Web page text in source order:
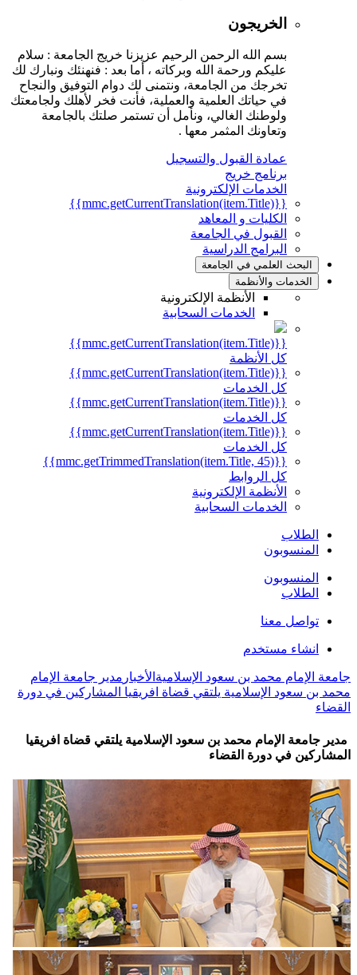
الخريجون
بسم الله الرحمن الرحيم عزيزنا خريج الجامعة : سلام
عليكم ورحمة الله وبركاته ، أما بعد : فنهنئك ونبارك لك
تخرجك من الجامعة، ونتمنى لك دوام التوفيق والنجاح
في حياتك العلمية والعملية، فأنت فخر لأهلك ولجامعتك
ولوطنك الغالي، ونأمل أن تستمر صلتك بالجامعة
وتعاونك المثمر معها .
عمادة القبول والتسجيل
برنامج خريج
الخدمات الإلكترونية
{{mmc.getCurrentTranslation(item.Title)}}
الكليات و المعاهد
القبول في الجامعة
البرامج الدراسية
البحث العلمي في الجامعة
الخدمات والأنظمة
الأنظمة الإلكترونية
الخدمات السحابية
{{mmc.getCurrentTranslation(item.Title)}}
كل الأنظمة
{{mmc.getCurrentTranslation(item.Title)}}
كل الخدمات
{{mmc.getCurrentTranslation(item.Title)}}
كل الخدمات
{{mmc.getCurrentTranslation(item.Title)}}
كل الخدمات
{{mmc.getTrimmedTranslation(item.Title, 45)}}
كل الروابط
الأنظمة الإلكترونية
الخدمات السحابية
الطلاب
المنسوبون
المنسوبون
الطلاب
تواصل معنا
انشاء مستخدم
جامعة الإمام محمد بن سعود الإسلامية الأخبار مدير جامعة الإمام
محمد بن سعود الإسلامية يلتقي قضاة افريقيا المشاركين في دورة
القضاء
مدير جامعة الإمام محمد بن سعود الإسلامية يلتقي قضاة افريقيا
المشاركين في دورة القضاء